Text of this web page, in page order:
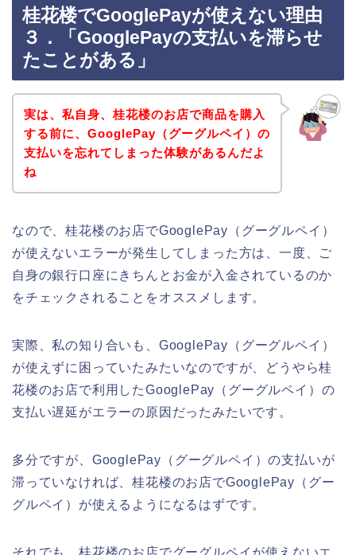
桂花楼でGooglePayが使えない理由
３．「GooglePayの支払いを滞らせ
たことがある」
実は、私自身、桂花楼のお店で商品を購入
する前に、GooglePay（グーグルペイ）の
支払いを忘れてしまった体験があるんだよ
ね
なので、桂花楼のお店でGooglePay（グーグルペイ）
が使えないエラーが発生してしまった方は、一度、ご
自身の銀行口座にきちんとお金が入金されているのか
をチェックされることをオススメします。
実際、私の知り合いも、GooglePay（グーグルペイ）
が使えずに困っていたみたいなのですが、どうやら桂
花楼のお店で利用したGooglePay（グーグルペイ）の
支払い遅延がエラーの原因だったみたいです。
多分ですが、GooglePay（グーグルペイ）の支払いが
滞っていなければ、桂花楼のお店でGooglePay（グー
グルペイ）が使えるようになるはずです。
それでも、桂花楼のお店でグーグルペイが使えないエ